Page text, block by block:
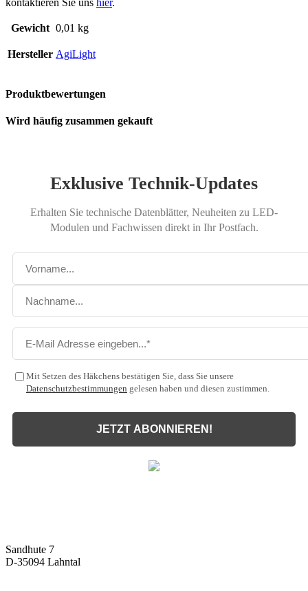
Gewicht 0,01 kg
Hersteller AgiLight
Produktbewertungen
Wird häufig zusammen gekauft
Exklusive Technik-Updates
Erhalten Sie technische Datenblätter, Neuheiten zu LED-
Modulen und Fachwissen direkt in Ihr Postfach.
Mit Setzen des Häkchens bestätigen Sie, dass Sie unsere
Datenschutzbestimmungen gelesen haben und diesen zustimmen.
JETZT ABONNIEREN!
Sandhute 7
D-35094 Lahntal